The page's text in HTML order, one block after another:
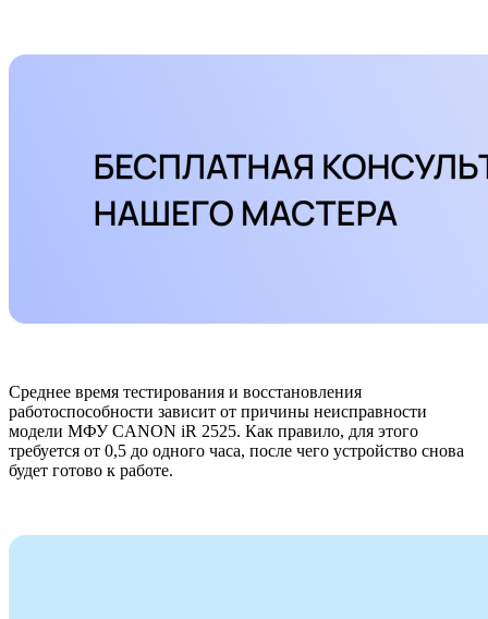
Среднее время тестирования и восстановления
работоспособности зависит от причины неисправности
модели МФУ CANON iR 2525. Как правило, для этого
требуется от 0,5 до одного часа, после чего устройство снова
будет готово к работе.